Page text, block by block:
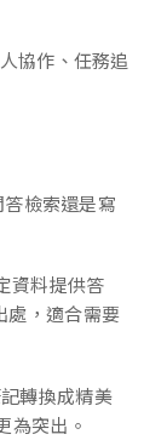
協作、任務追
檢索還是寫
資料提供答
，適合需要
轉換成精美
為突出。